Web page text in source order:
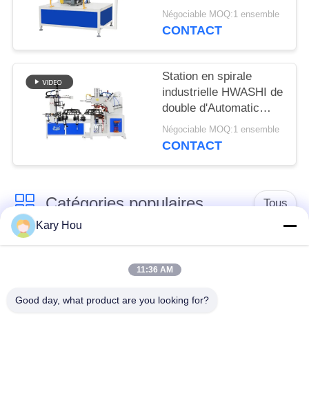
PROTECTION
DE
PRIVÉE
Tableau rotatoire pour
l'écrou avec
Négociable MOQ:1 ensemble
CONTACT
Station en spirale
industrielle HWASHI de
double d'Automatic
Welding Machine de
garde de fan
Négociable MOQ:1 ensemble
CONTACT
Catégories populaires Tous
Machine de soudage
Machine de soudage
de treillis métallique
machine de soudure
machine de soudure
Kary Hou
11:36 AM
Good day, what product are you looking for?